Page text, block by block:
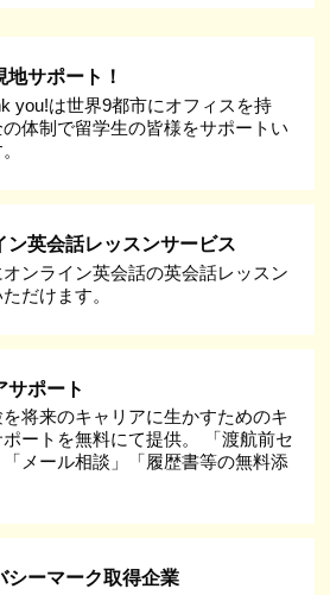
地サポート！
you!は世界9都市にオフィスを持
体制で留学生の皆様をサポートい
ン英会話レッスンサービス
ンライン英会話の英会話レッスン
だけます。
サポート
将来のキャリアに生かすためのキ
ポートを無料にて提供。 「渡航前セ
「メール相談」「履歴書等の無料添
シーマーク取得企業